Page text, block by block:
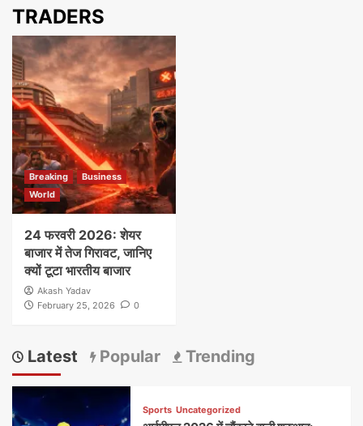
TRADERS
Breaking
Business
World
24 फरवरी 2026: शेयर
बाजार में तेज गिरावट, जानिए
क्यों टूटा भारतीय बाजार
Akash Yadav
February 25, 2026
0
Latest Popular Trending
Sports Uncategorized